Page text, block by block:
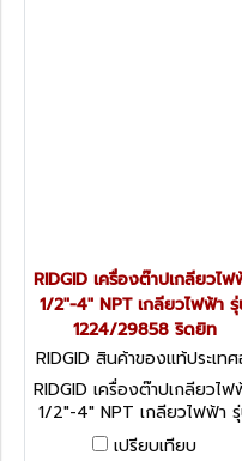
RIDGID เครื่องต๊าปเกลียวไฟ
1/2"-4" NPT เกลียวไฟฟ้า
1224/29858 ริดยิท
RIDGID สินค้าของแท้ประเทศ
มริกา 1224 NPT (29858)
RIDGID เครื่องต๊าปเกลียวไฟ
1/2"-4" NPT เกลียวไฟฟ้า
1224/29858 ริดยิท
เปรียบเทียบ